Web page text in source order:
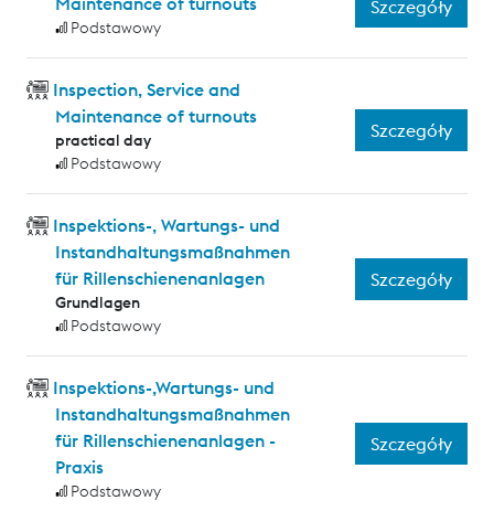
Podstawowy
Szczegóły
Inspection, Service and
Maintenance of turnouts
practical day
Podstawowy
Szczegóły
Inspektions-, Wartungs- und
Instandhaltungsmaßnahmen
für Rillenschienenanlagen
Grundlagen
Podstawowy
Szczegóły
Inspektions-,Wartungs- und
Instandhaltungsmaßnahmen
für Rillenschienenanlagen -
Praxis
Podstawowy
Szczegóły